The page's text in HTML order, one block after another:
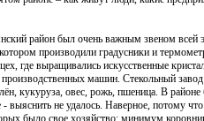
район был очень важным звеном всей
производили градусники и
где выращивались искусственные
машин. Стекольный
кукуруза, овес, рожь, пшеница. В
- выяснить не удалось. Наверное, потому
было свое хозяйство: минимум